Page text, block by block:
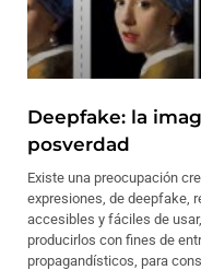
Deepfake: la
posverdad
Existe una preocupación
expresiones, de deepfake,
accesibles y fáciles de
producirlos con fines de
propagandísticos, para